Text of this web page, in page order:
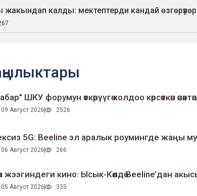
калды: мектептерди кандай өзгөрүүлөр
ШКУ форумун өткөрүүгө колдоо көрсөткөн
09 Август 2026 2526
5G: Beeline эл аралык роумингде жаңы
06 Август 2026 266
жээгиндеги кино: Ысык-Көлдө Beeline’дан
05 Август 2026 335